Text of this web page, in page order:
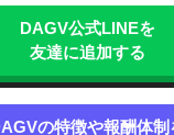
DAGV公式LINEを
友達に追加する
の特徴や報酬体制